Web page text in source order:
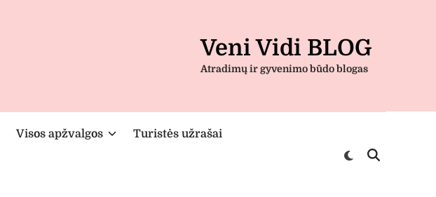
Veni Vidi BLOG
Atradimų ir gyvenimo būdo blogas
Visos apžvalgos Turistės užrašai
Switch
Open